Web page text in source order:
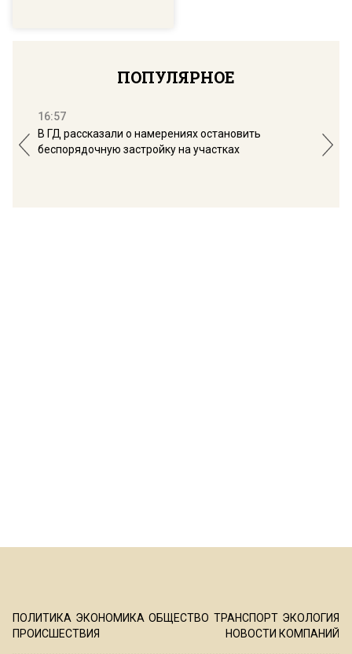
ПОПУЛЯРНОЕ
16:57
В ГД рассказали о намерениях остановить
беспорядочную застройку на участках
ПОЛИТИКА ЭКОНОМИКА ОБЩЕСТВО ТРАНСПОРТ ЭКОЛОГИЯ
ПРОИСШЕСТВИЯ
НОВОСТИ КОМПАНИЙ